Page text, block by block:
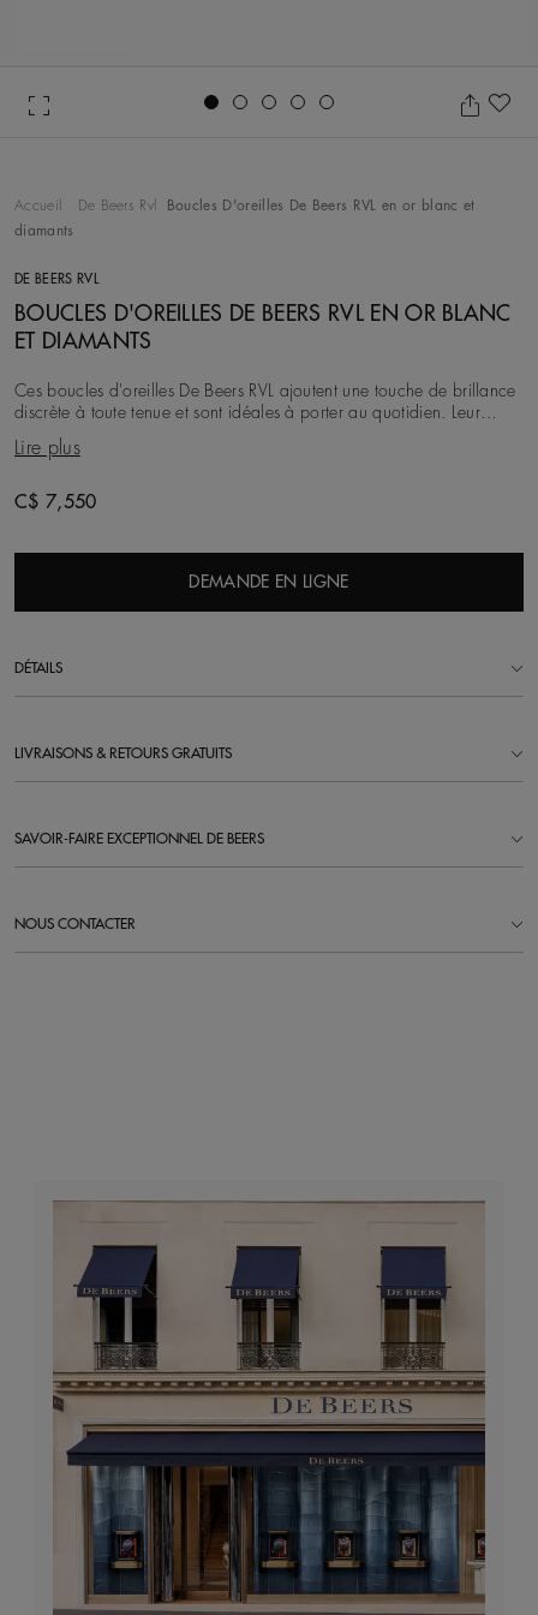
Accueil De Beers Rvl
Boucles D'oreilles De Beers RVL en or blanc et
diamants
DE BEERS RVL
BOUCLES D'OREILLES DE BEERS RVL EN OR BLANC
ET DIAMANTS
Ces boucles d'oreilles De Beers RVL ajoutent une touche de brillance
discrète à toute tenue et sont idéales à porter au quotidien. Leur
design s'inspire du monogramm
Lire plus
Original price
C$ 7,550
DEMANDE EN LIGNE
DÉTAILS
LIVRAISONS & RETOURS GRATUITS
SAVOIR-FAIRE EXCEPTIONNEL DE BEERS
NOUS CONTACTER